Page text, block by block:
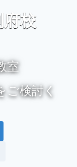
校
室
ご検討く